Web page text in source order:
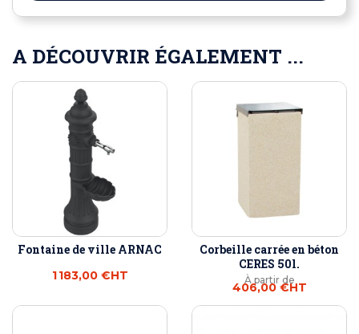
A DÉCOUVRIR ÉGALEMENT ...
Fontaine de ville ARNAC
1 183,00 €HT
Corbeille carrée en béton
CERES 50l.
À partir de
406,00 €HT